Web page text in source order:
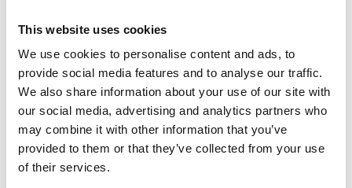
This website uses cookies
We use cookies to personalise content and ads, to
provide social media features and to analyse our traffic.
We also share information about your use of our site with
our social media, advertising and analytics partners who
may combine it with other information that you’ve
provided to them or that they’ve collected from your use
of their services.
Artikelcode
EAN
4260195041592